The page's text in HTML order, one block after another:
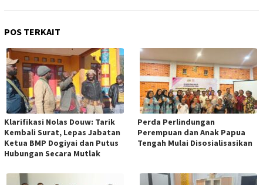
POS TERKAIT
Klarifikasi Nolas Douw: Tarik
Kembali Surat, Lepas Jabatan
Ketua BMP Dogiyai dan Putus
Hubungan Secara Mutlak
Perda Perlindungan
Perempuan dan Anak Papua
Tengah Mulai Disosialisasikan